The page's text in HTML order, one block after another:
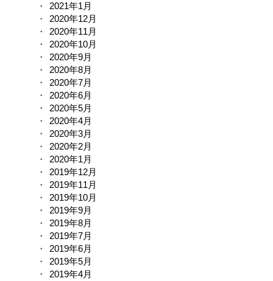
2021年1月
2020年12月
2020年11月
2020年10月
2020年9月
2020年8月
2020年7月
2020年6月
2020年5月
2020年4月
2020年3月
2020年2月
2020年1月
2019年12月
2019年11月
2019年10月
2019年9月
2019年8月
2019年7月
2019年6月
2019年5月
2019年4月